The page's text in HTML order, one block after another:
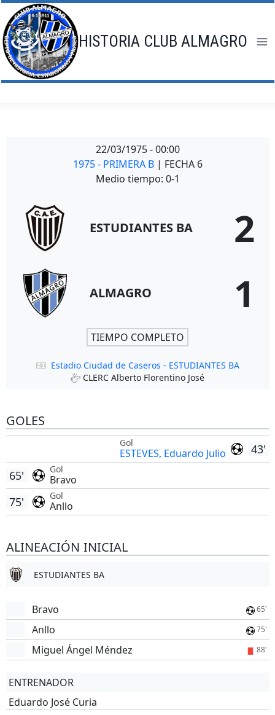
Saltar
al
contenido
HISTORIA CLUB ALMAGRO
22/03/1975 - 00:00
1975 - PRIMERA B | FECHA 6
Medio tiempo: 0-1
ESTUDIANTES BA 2
ALMAGRO 1
TIEMPO COMPLETO
Estadio Ciudad de Caseros - ESTUDIANTES BA
CLERC Alberto Florentino José
GOLES
43'
Gol
ESTEVES, Eduardo Julio
Gol
Bravo
65'
Gol
Anllo
75'
ALINEACIÓN INICIAL
ESTUDIANTES BA
Bravo 65'
Anllo 75'
Miguel Ángel Méndez 88'
ENTRENADOR
Eduardo José Curia